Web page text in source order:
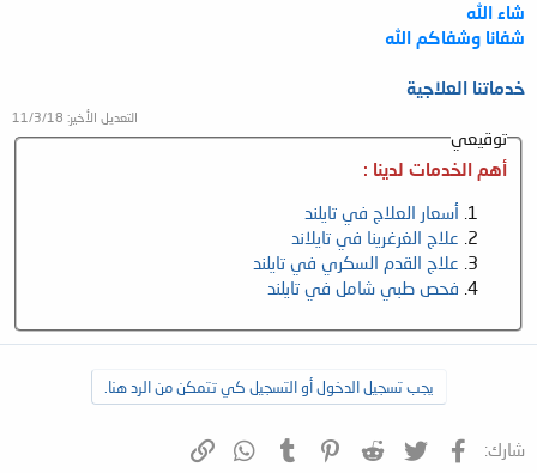
شاء الله
شفانا وشفاكم الله
خدماتنا العلاجية
التعديل الأخير: 11/3/18
توقيعي
أهم الخدمات لدينا :
أسعار العلاج في تايلند
علاج الغرغرينا في تايلاند
علاج القدم السكري في تايلند
فحص طبي شامل في تايلند
يجب تسجيل الدخول أو التسجيل كي تتمكن من الرد هنا.
شارك: فيسبوك تويتر Reddit
Pinterest
Tumblr
WhatsApp